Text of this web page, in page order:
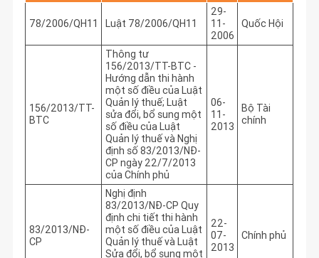
78/2006/QH11 Luật 78/2006/QH11
29-
11-
2006
Quốc Hội
156/2013/TT-
BTC
Thông tư
156/2013/TT-BTC -
Hướng dẫn thi hành
một số điều của Luật
Quản lý thuế; Luật
sửa đổi, bổ sung một
số điều của Luật
Quản lý thuế và Nghị
định số 83/2013/NĐ-
CP ngày 22/7/2013
của Chính phủ
06-
11-
2013
Bộ Tài
chính
83/2013/NĐ-
CP
Nghị định
83/2013/NĐ-CP Quy
định chi tiết thi hành
một số điều của Luật
Quản lý thuế và Luật
Sửa đổi, bổ sung một
22-
07-
2013
Chính phủ